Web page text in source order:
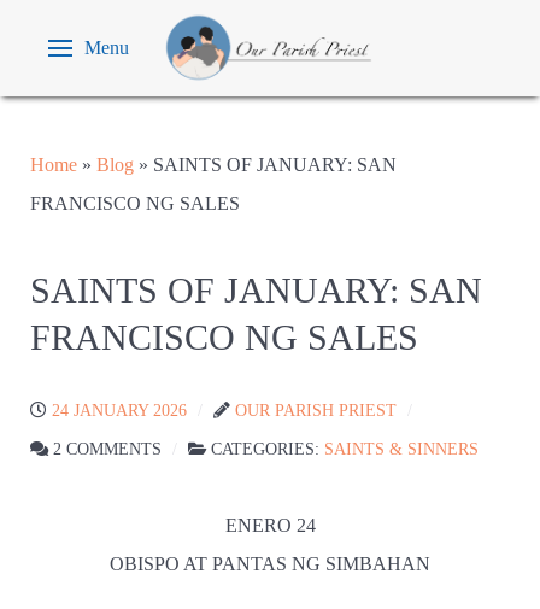
Menu
Home » Blog » SAINTS OF JANUARY: SAN
FRANCISCO NG SALES
SAINTS OF JANUARY: SAN
FRANCISCO NG SALES
24 JANUARY 2026 OUR PARISH PRIEST
2 COMMENTS CATEGORIES: SAINTS & SINNERS
ENERO 24
OBISPO AT PANTAS NG SIMBAHAN